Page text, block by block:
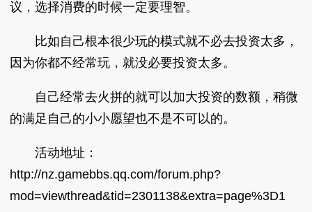
议，选择消费的时候一定要理智。
比如自己根本很少玩的模式就不必去投资太多，
因为你都不经常玩，就没必要投资太多。
自己经常去火拼的就可以加大投资的数额，稍微
的满足自己的小小愿望也不是不可以的。
活动地址：
http://nz.gamebbs.qq.com/forum.php?
mod=viewthread&tid=2301138&extra=page%3D1